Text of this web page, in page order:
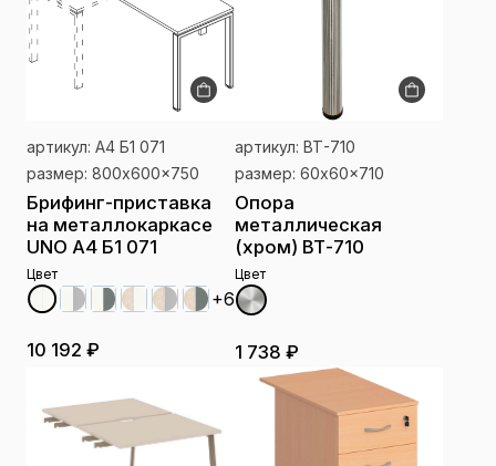
артикул: А4 Б1 071
размер: 800x600x750
Брифинг-приставка
на металлокаркасе
UNO А4 Б1 071
Цвет
+6
10 192 ₽
артикул: ВТ-710
размер: 60x60x710
Опора
металлическая
(хром) ВТ-710
Цвет
1 738 ₽